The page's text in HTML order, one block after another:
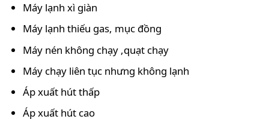
Máy lạnh xì giàn
Máy lạnh thiếu gas, mục đồng
Máy nén không chạy ,quạt chạy
Máy chạy liên tục nhưng không lạnh
Áp xuất hút thấp
Áp xuất hút cao